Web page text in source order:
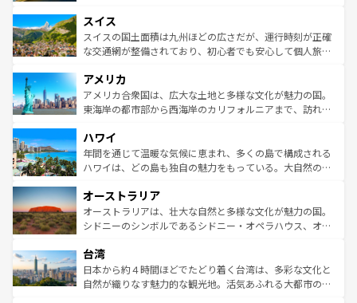
れる地方に足を運ぶとそれぞれで全く異なる文化を体験で
きるだろう。 なお、新着のフランス情報はコンテンツ一覧
を参照してほしい。
は、お酒好きな人にはぜひ体験してほしい。 なお、新着の
ドイツ情報はコンテンツ一覧を参照してほしい。
リアごとに異なる魅力がある。また、優雅なアフタヌーン
ティー、ビール好きにはたまらない英国パブ、サッカー観
戦など、本場だからこそできる体験も豊富。イギリスを旅
ンツ一覧を参照してほしい。
スイス
スイスの国土面積は九州ほどの広さだが、運行時刻が正確
な交通網が整備されており、初心者でも安心して個人旅行
の建物がそのまま残る町や、スイスならではのユニークな
博物館もあり、アルプス観光だけでなく町歩きも満喫する
ことができる。国民の所得が高いため物価も高いが、旅行
ば市内交通費無料で観光を楽しむこともできる。 なお、新
着のスイス情報はコンテンツ一覧 を参照してほしい。
アメリカ
アメリカ合衆国は、広大な土地と多様な文化が魅力の国。
東海岸の都市部から西海岸のカリフォルニアまで、訪れる
のような巨大都市は、観光、ショッピング、エンターテイ
ンメントが詰まった刺激的なスポットだ。一方、アメリカ
西部には大自然が広がり、グランドキャニオンやイエロー
部のニューオーリンズでは、音楽と美食が融合した独特の
文化が魅力。旅行者はアメリカの各地域で異なる魅力を楽
しみながら、その多様性と豊かな歴史を感じることができ
ならではの贅沢な旅のスタイルだ。 なお、新着のアメリカ
情報はコンテンツ一覧を参照してほしい。
ハワイ
年間を通じて温暖な気候に恵まれ、多くの島で構成される
ハワイは、どの島も独自の魅力をもっている。大自然の神
ワイ島は見逃せない。また、定番の観光地といえばオアフ
島だが、静かな自然を求めるならマウイ島やカウアイ島が
おすすめ。エメラルドグリーンに輝く海をはじめ、豊かな
れるおもてなしの心で訪れる人々を迎えてくれるハワイの
人々、おいしいローカルフードやハワイアンミュージッ
ク、伝統的なフラダンスなど、すべてがハワイの魅力を彩
オーストラリア
オーストラリアは、壮大な自然と多様な文化が魅力の国。
シドニーのシンボルであるシドニー・オペラハウス、オー
リアリーフや大陸中央部にそびえるウルル（エアーズロッ
ク）、タスマニアの美しい原生林やケアンズの熱帯雨林な
ど、見どころがたくさん。また、カフェやワイン、オージ
台湾
日本から約４時間ほどでたどり着く台湾は、多彩な文化と
自然が織りなす魅力的な観光地。活気あふれる大都市の台